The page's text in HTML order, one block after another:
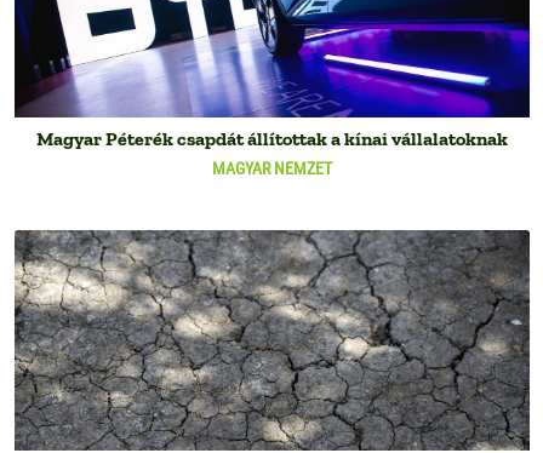
MAGYAR NEMZET
Magyar Péterék csapdát állítottak a kínai vállalatoknak